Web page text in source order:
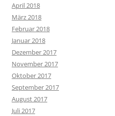
April 2018
März 2018
Februar 2018
Januar 2018
Dezember 2017
November 2017
Oktober 2017
September 2017
August 2017
Juli 2017